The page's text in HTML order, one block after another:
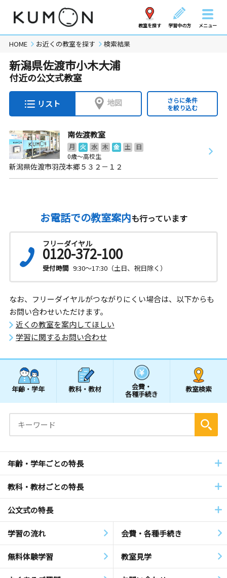
教室を探す 学習中の方 メニュー
HOME お近くの教室を探す 検索結果
新潟県佐渡市小木大浦
付近の公文式教室
リスト 地図
さらに条件
を絞り込む
南佐渡教室
月 火 水 木 金 土
日
0歳～高校生
新潟県佐渡市羽茂本郷５３２－１２
お電話での教室案内も行っています
フリーダイヤル
0120-372-100
受付時間 9:30～17:30（土日、祝日除く）
なお、フリーダイヤルがつながりにくい場合は、以下からも
お問い合わせいただけます。
近くの教室を案内してほしい
学習に関するお問い合わせ
年齢・学年 教科・教材 会費・
各種手続き
教室検索
年齢・学年ごとの特長
教科・教材ごとの特長
公文式の特長
学習の流れ 会費・各種手続き
無料体験学習 教室見学